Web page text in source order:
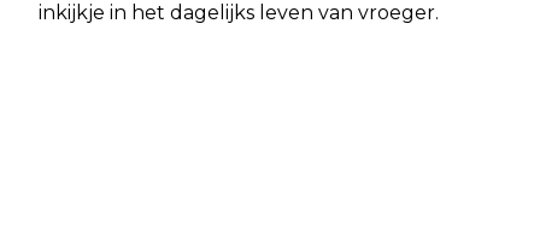
inkijkje in het dagelijks leven van vroeger.